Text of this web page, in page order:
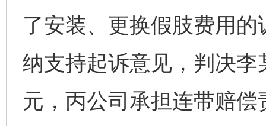
了安装、更换假肢费用
纳支持起诉意见，判决
元，丙公司承担连带赔